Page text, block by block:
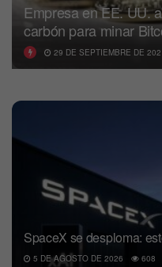
Empresa en EE. UU.
carbón para minar
29 DE SEPTIEMBRE DE
SpaceX se desploma:
5 DE AGOSTO DE 2026 608